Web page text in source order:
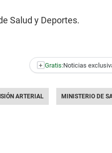
Salud y Deportes.
+ Gratis:Noticias
ARTERIAL MINISTERIO DE